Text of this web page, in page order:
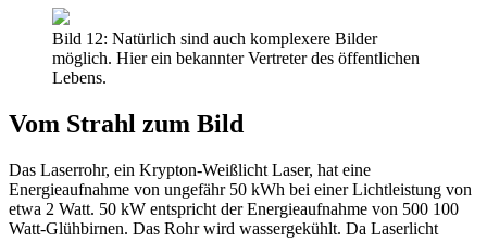
Bild 12: Natürlich sind auch komplexere Bilder
möglich. Hier ein bekannter Vertreter des öffentlichen
Lebens.
Vom Strahl zum Bild
Das Laserrohr, ein Krypton-Weißlicht Laser, hat eine
Energieaufnahme von ungefähr 50 kWh bei einer Lichtleistung von
etwa 2 Watt. 50 kW entspricht der Energieaufnahme von 500 100
Watt-Glühbirnen. Das Rohr wird wassergekühlt. Da Laserlicht